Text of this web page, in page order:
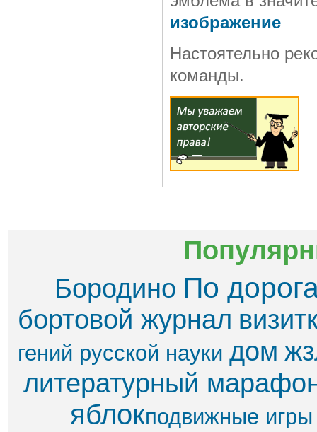
изображение
Настоятельно
команды.
Бородино По
бортовой журнал
гений русской науки дом
литературный
яблок​подвижные игры